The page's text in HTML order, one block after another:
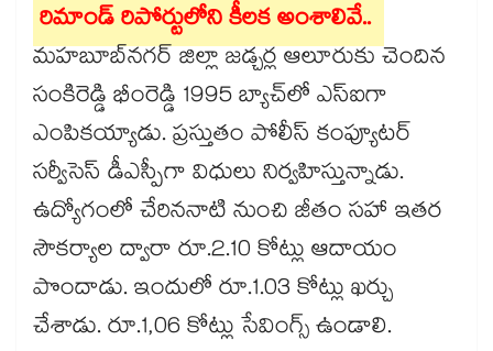
రిమాండ్ రిపోర్టులోని కీలక అంశాలివే..
మహబూబ్‌‌‌‌‌‌‌‌నగర్ జిల్లా జడ్చర్ల ఆలూరుకు చెందిన
సంకిరెడ్డి భీంరెడ్డి 1995 బ్యాచ్‌‌‌‌‌‌‌‌లో ఎస్‌‌‌‌‌‌‌‌ఐగా
ఎంపికయ్యాడు. ప్రస్తుతం పోలీస్ కంప్యూటర్‌‌‌‌‌‌‌‌‌‌‌‌‌‌‌‌
సర్వీసెస్‌‌‌‌‌‌‌‌ డీఎస్పీగా విధులు నిర్వహిస్తున్నాడు.
ఉద్యోగంలో చేరిననాటి నుంచి జీతం సహా ఇతర
సౌకర్యాల ద్వారా రూ.2.10 కోట్లు ఆదాయం
పొందాడు. ఇందులో రూ.1.03 కోట్లు ఖర్చు
చేశాడు. రూ.1,06 కోట్లు సేవింగ్స్ ఉండాలి.